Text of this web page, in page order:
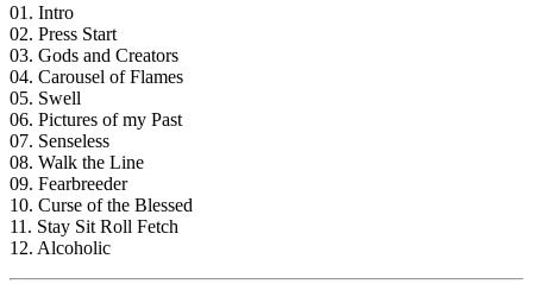
01. Intro
02. Press Start
03. Gods and Creators
04. Carousel of Flames
05. Swell
06. Pictures of my Past
07. Senseless
08. Walk the Line
09. Fearbreeder
10. Curse of the Blessed
11. Stay Sit Roll Fetch
12. Alcoholic